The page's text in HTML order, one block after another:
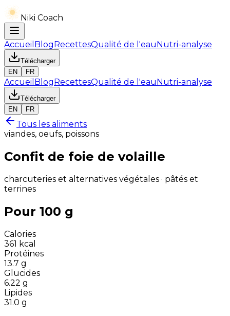
Niki Coach
Accueil BlogRecettesQualité de l'eauNutri-analyse
Télécharger
EN
FR
Accueil BlogRecettesQualité de l'eauNutri-analyse
Télécharger
EN
FR
Tous les aliments
viandes, oeufs, poissons
Confit de foie de volaille
charcuteries et alternatives végétales · pâtés et
terrines
Pour 100 g
Calories
361 kcal
Protéines
13.7 g
Glucides
6.22 g
Lipides
31.0 g